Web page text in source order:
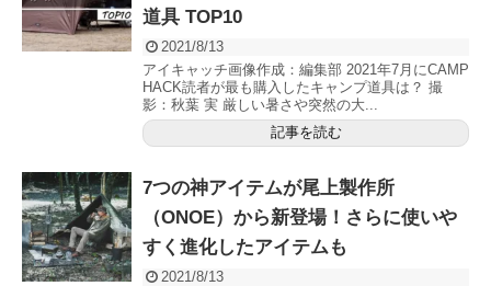
道具 TOP10
2021/8/13
アイキャッチ画像作成：編集部 2021年7月にCAMP
HACK読者が最も購入したキャンプ道具は？ 撮
影：秋葉 実 厳しい暑さや突然の大...
記事を読む
7つの神アイテムが尾上製作所
（ONOE）から新登場！さらに使いや
すく進化したアイテムも
2021/8/13